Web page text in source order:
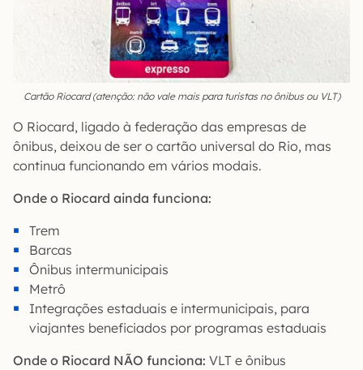
Cartão Riocard (atenção: não vale mais para turistas no ônibus ou VLT)
O Riocard, ligado à federação das empresas de
ônibus, deixou de ser o cartão universal do Rio, mas
continua funcionando em vários modais.
Onde o Riocard ainda funciona:
Trem
Barcas
Ônibus intermunicipais
Metrô
Integrações estaduais e intermunicipais, para
viajantes beneficiados por programas estaduais
Onde o Riocard NÃO funciona: VLT e ônibus